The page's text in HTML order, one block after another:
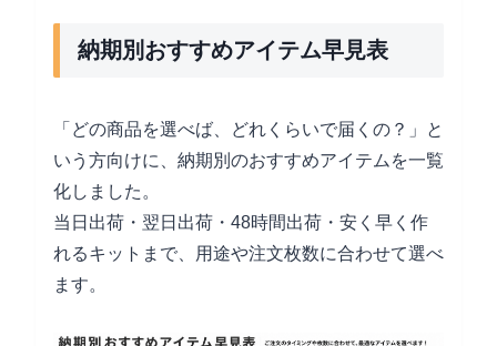
納期別おすすめアイテム早見表
「どの商品を選べば、どれくらいで届くの？」と
いう方向けに、納期別のおすすめアイテムを一覧
化しました。
当日出荷・翌日出荷・48時間出荷・安く早く作
れるキットまで、用途や注文枚数に合わせて選べ
ます。